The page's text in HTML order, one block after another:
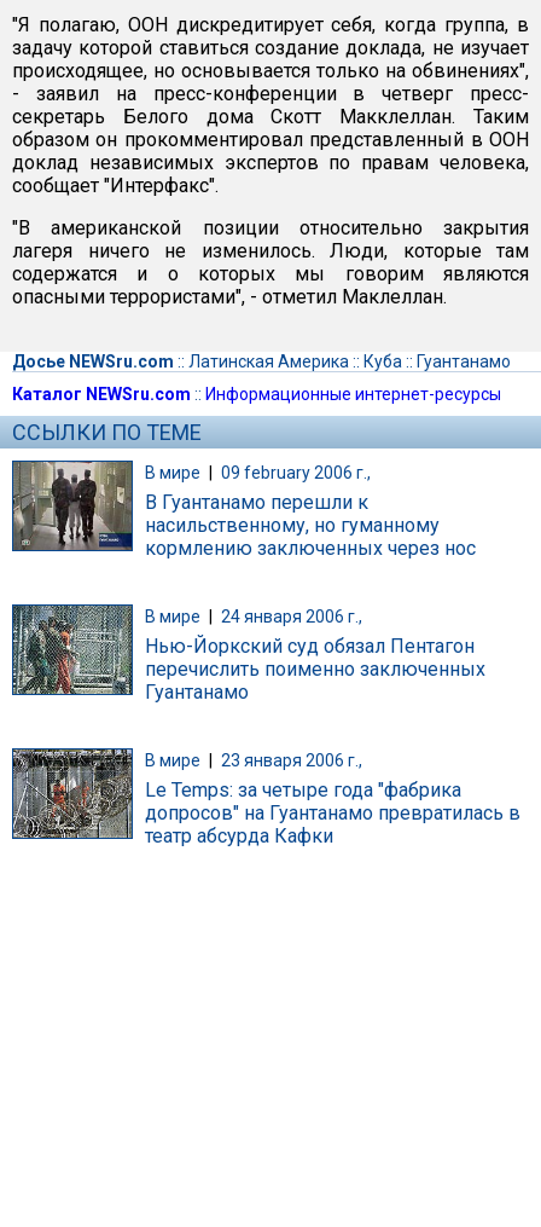
"Я полагаю, ООН дискредитирует себя, когда группа, в
задачу которой ставиться создание доклада, не изучает
происходящее, но основывается только на обвинениях",
- заявил на пресс-конференции в четверг пресс-
секретарь Белого дома Скотт Макклеллан. Таким
образом он прокомментировал представленный в ООН
доклад независимых экспертов по правам человека,
сообщает "Интерфакс".
"В американской позиции относительно закрытия
лагеря ничего не изменилось. Люди, которые там
содержатся и о которых мы говорим являются
опасными террористами", - отметил Маклеллан.
Досье NEWSru.com :: Латинская Америка :: Куба :: Гуантанамо
Каталог NEWSru.com :: Информационные интернет-ресурсы
ССЫЛКИ ПО ТЕМЕ
В мире | 09 february 2006 г.,
В Гуантанамо перешли к
насильственному, но гуманному
кормлению заключенных через нос
В мире 24 января 2006 г.,
Нью-Йоркский суд обязал Пентагон
перечислить поименно заключенных
Гуантанамо
В мире 23 января 2006 г.,
Le Temps: за четыре года "фабрика
допросов" на Гуантанамо превратилась в
театр абсурда Кафки